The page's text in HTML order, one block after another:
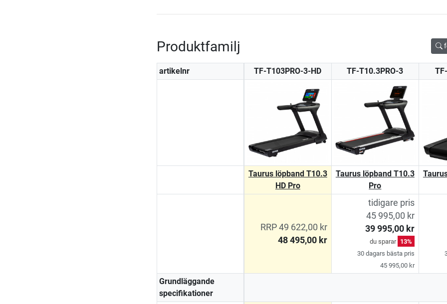
Produktfamilj
artikelnr TF-T103PRO-3-HD TF-T10.3PRO-3
Taurus löpband T10.3
HD Pro
Taurus löpband T10.3
Pro
RRP 49 622,00 kr
48 495,00 kr
tidigare pris
45 995,00 kr
39 995,00 kr
du sparar 13%
30 dagars bästa pris
45 995,00 kr
Grundläggande
specifikationer